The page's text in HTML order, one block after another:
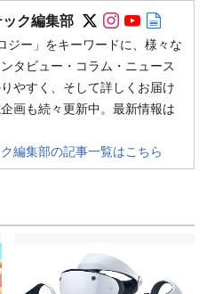
ク編集部 Follow on
Follow on
Follow
ジー」をキーワードに、様々な
タビュー・コラム・ニュース
やすく、そして詳しくお届け
画も続々更新中。最新情報は
編集部の記事一覧はこちら